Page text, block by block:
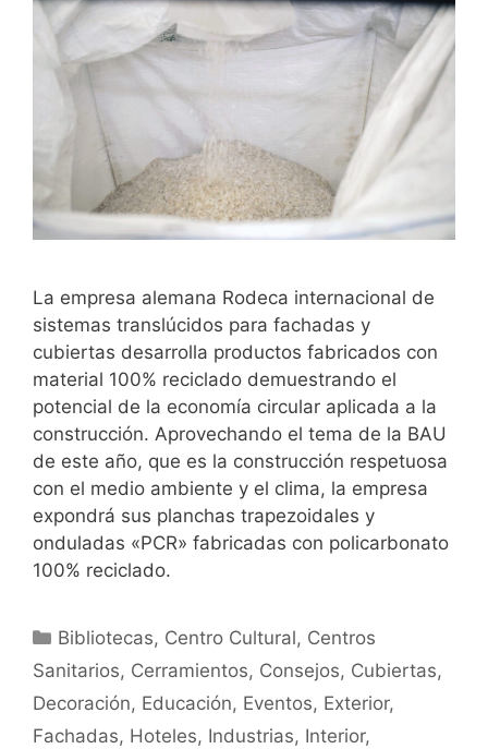
La empresa alemana Rodeca internacional de
sistemas translúcidos para fachadas y
cubiertas desarrolla productos fabricados con
material 100% reciclado demuestrando el
potencial de la economía circular aplicada a la
construcción. Aprovechando el tema de la BAU
de este año, que es la construcción respetuosa
con el medio ambiente y el clima, la empresa
expondrá sus planchas trapezoidales y
onduladas «PCR» fabricadas con policarbonato
100% reciclado.
Bibliotecas, Centro Cultural, Centros
Sanitarios, Cerramientos, Consejos, Cubiertas,
Decoración, Educación, Eventos, Exterior,
Fachadas, Hoteles, Industrias, Interior,